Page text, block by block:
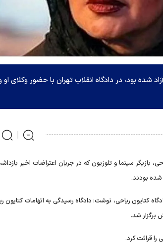
شده بود، در دادگاه انقلاب تهران با حضور وکلای او
بازیگر سینما و تلوزیون که در جریان اعتراضات اخیر
شده بودند.
کتایون ریاحی، نوشت: دادگاه رسیدگی به اتهامات کتایون
را قرائت کرد.